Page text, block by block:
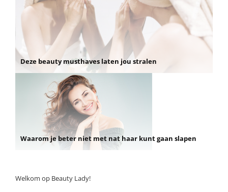
Deze beauty musthaves laten jou stralen
Waarom je beter niet met nat haar kunt gaan slapen
Welkom op Beauty Lady!